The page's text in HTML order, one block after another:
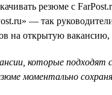
резюме с
— так
на открытую
которые подходят
моментально